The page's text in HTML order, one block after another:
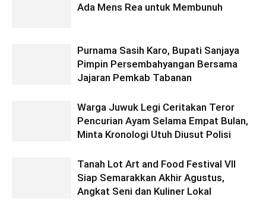
Ada Mens Rea untuk Membunuh
Purnama Sasih Karo, Bupati Sanjaya
Pimpin Persembahyangan Bersama
Jajaran Pemkab Tabanan
Warga Juwuk Legi Ceritakan Teror
Pencurian Ayam Selama Empat Bulan,
Minta Kronologi Utuh Diusut Polisi
Tanah Lot Art and Food Festival VII
Siap Semarakkan Akhir Agustus,
Angkat Seni dan Kuliner Lokal